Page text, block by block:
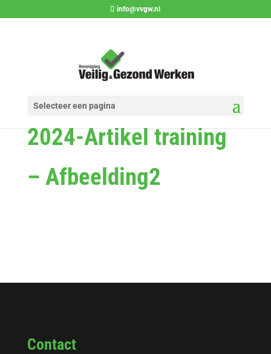
info@vvgw.nl
Selecteer een pagina
2024-Artikel training
– Afbeelding2
Contact